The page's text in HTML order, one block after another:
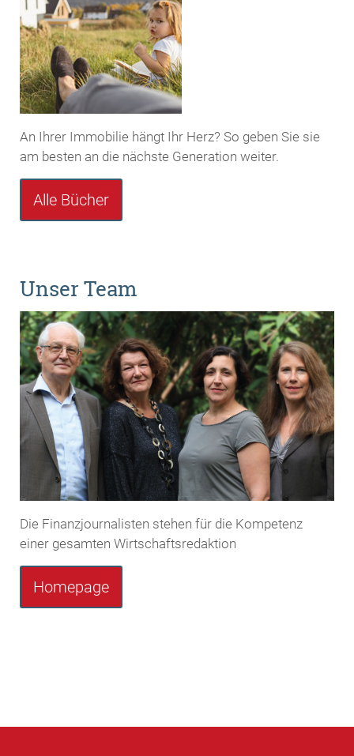
An Ihrer Immobilie hängt Ihr Herz? So geben Sie sie
am besten an die nächste Generation weiter.
Alle Bücher
Unser Team
Die Finanzjournalisten stehen für die Kompetenz
einer gesamten Wirtschaftsredaktion
Homepage